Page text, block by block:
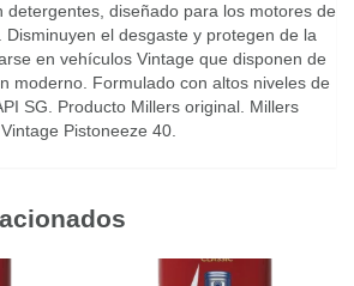
detergentes, diseñado para los motores de
Disminuyen el desgaste y protegen de la
en vehículos Vintage que disponen de
moderno. Formulado con altos niveles de
SG. Producto Millers original. Millers
Pistoneeze 40.